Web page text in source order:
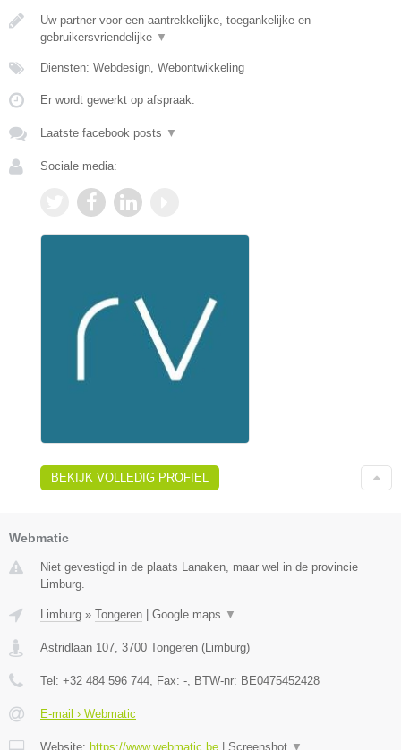
Uw partner voor een aantrekkelijke, toegankelijke en
gebruikersvriendelijke ▼
Diensten: Webdesign, Webontwikkeling
Er wordt gewerkt op afspraak.
Laatste facebook posts ▼
Sociale media:
BEKIJK VOLLEDIG PROFIEL
Webmatic
Niet gevestigd in de plaats Lanaken, maar wel in de provincie
Limburg.
Limburg » Tongeren Google maps ▼
Astridlaan 107, 3700 Tongeren (Limburg)
Tel: +32 484 596 744, Fax: -, BTW-nr: BE0475452428
E-mail › Webmatic
Website: https://www.webmatic.be Screenshot ▼